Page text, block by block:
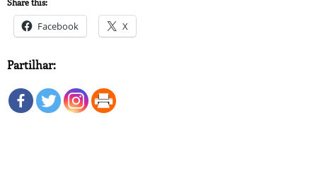
Share this:
Facebook X
Partilhar: